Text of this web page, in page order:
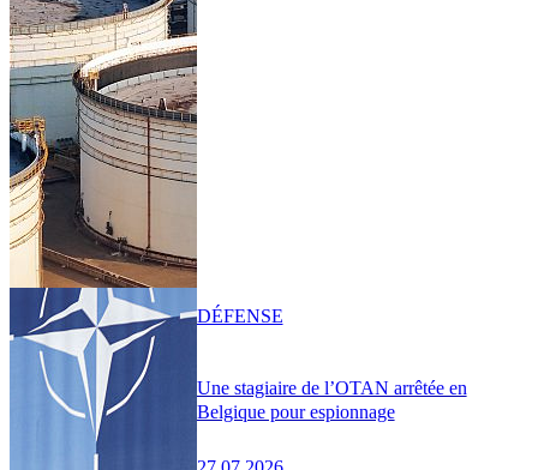
Une stagiaire de l’OTAN arrêtée en
Belgique pour espionnage
DÉFENSE